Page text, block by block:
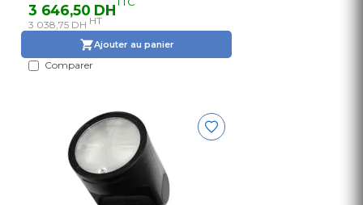
3 646,50 DH
3 038,75 DH HT
Ajouter au panier
Comparer